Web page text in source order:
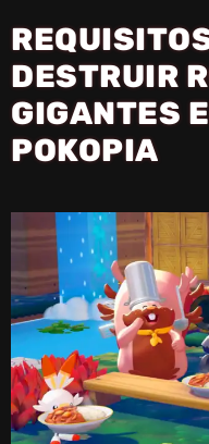
DESTRUIR
GIGANTES
POKOPIA